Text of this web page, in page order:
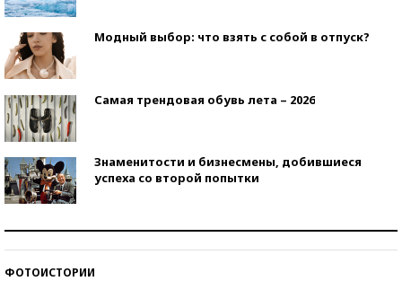
Модный выбор: что взять с собой в отпуск?
Самая трендовая обувь лета – 2026
Знаменитости и бизнесмены, добившиеся
успеха со второй попытки
ФОТОИСТОРИИ